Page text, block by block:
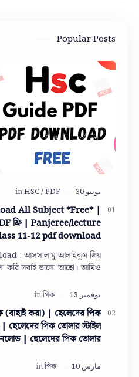
Popular Posts
All Subject *Free* |
ফ্রি | Panjeree/lecture
11-12 pdf download
: আসসালামু আলাইকুম প্রিয়
করি সবাই ভালো আছো। আমিও
করা) | ছেলেদের পিক
ছেলেদের পিক তোলার স্টাইল
| ছেলেদের পিক তোলার